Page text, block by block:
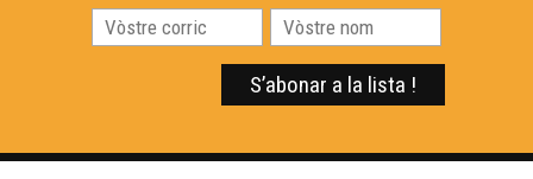
Pastorala de Bedós